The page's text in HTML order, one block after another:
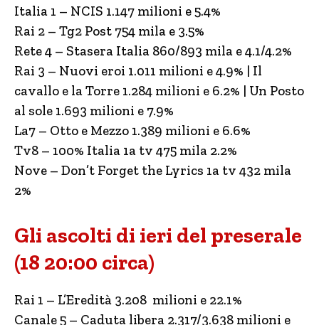
Italia 1 – NCIS 1.147 milioni e 5.4%
Rai 2 – Tg2 Post 754 mila e 3.5%
Rete 4 – Stasera Italia 860/893 mila e 4.1/4.2%
Rai 3 – Nuovi eroi 1.011 milioni e 4.9% | Il
cavallo e la Torre 1.284 milioni e 6.2% | Un Posto
al sole 1.693 milioni e 7.9%
La7 – Otto e Mezzo 1.389 milioni e 6.6%
Tv8 – 100% Italia 1a tv 475 mila 2.2%
Nove – Don’t Forget the Lyrics 1a tv 432 mila
2%
Gli ascolti di ieri del preserale
(18 20:00 circa)
Rai 1 – L’Eredità 3.208 milioni e 22.1%
Canale 5 – Caduta libera 2.317/3.638 milioni e